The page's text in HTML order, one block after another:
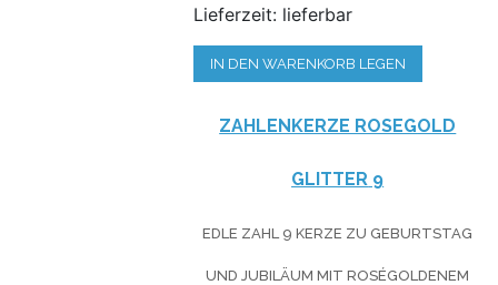
Lieferzeit: lieferbar
IN DEN WARENKORB LEGEN
ZAHLENKERZE ROSEGOLD
GLITTER 9
EDLE ZAHL 9 KERZE ZU GEBURTSTAG
UND JUBILÄUM MIT ROSÉGOLDENEM